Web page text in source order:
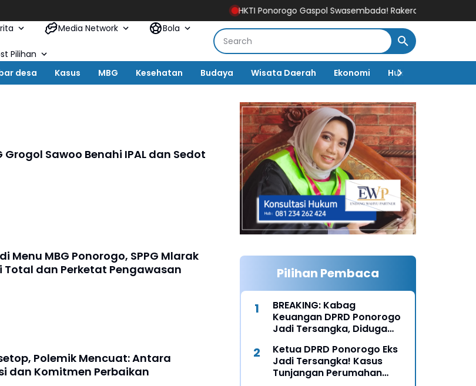
HKTI Ponorogo Gaspol Swasembada! Rakercab 2026–2030 Fokus
Media Network Bola
Pilihan
desa Kasus MBG Kesehatan Budaya Wisata Daerah Ekonomi Hukum & Kriminal
Grogol Sawoo Benahi IPAL dan Sedot
Menu MBG Ponorogo, SPPG Mlarak
Total dan Perketat Pengawasan
Polemik Mencuat: Antara
dan Komitmen Perbaikan
Pilihan Pembaca
BREAKING: Kabag
Keuangan DPRD Ponorogo
Jadi Tersangka, Diduga
Ketua DPRD Ponorogo Eks
Jadi Tersangka! Kasus
Tunjangan Perumahan